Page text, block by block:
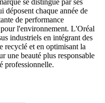
déposent chaque année de
de performance
l'environnement. L'Oréal
industriels en intégrant des
recyclé et en optimisant la
une beauté plus responsable
professionnelle.